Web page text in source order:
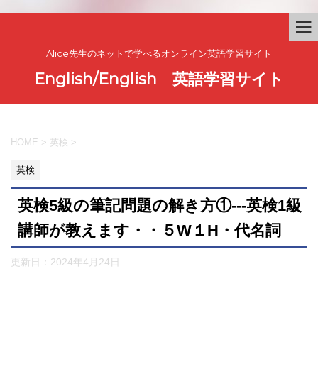
Alice先生のネットで学べるオンライン英語学習サイト
English/English 英語学習サイト
HOME > 英検 >
英検
英検5級の筆記問題の解き方①---英検1級
講師が教えます・・５W１H・代名詞
更新日： 2024年4月24日